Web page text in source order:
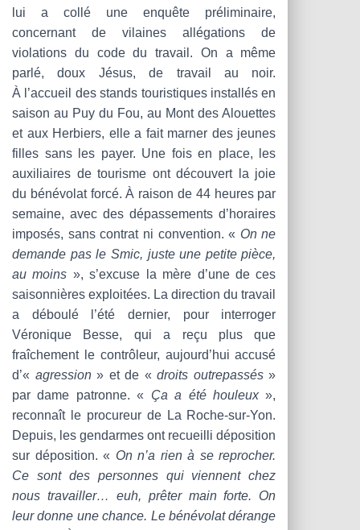
lui a collé une enquête préliminaire,
concernant de vilaines allégations de
violations du code du travail. On a même
parlé, doux Jésus, de travail au noir.
À l’accueil des stands touristiques installés en
saison au Puy du Fou, au Mont des Alouettes
et aux Herbiers, elle a fait marner des jeunes
filles sans les payer. Une fois en place, les
auxiliaires de tourisme ont découvert la joie
du bénévolat forcé. À raison de 44 heures par
semaine, avec des dépassements d’horaires
imposés, sans contrat ni convention. « On ne
demande pas le Smic, juste une petite pièce,
au moins », s’excuse la mère d’une de ces
saisonnières exploitées. La direction du travail
a déboulé l’été dernier, pour interroger
Véronique Besse, qui a reçu plus que
fraîchement le contrôleur, aujourd’hui accusé
d’« agression» et de «droits outrepassés»
par dame patronne. « Ça a été houleux»,
reconnaît le procureur de La Roche-sur-Yon.
Depuis, les gendarmes ont recueilli déposition
sur déposition. « On n’a rien à se reprocher.
Ce sont des personnes qui viennent chez
nous travailler… euh, prêter main forte. On
leur donne une chance. Le bénévolat dérange